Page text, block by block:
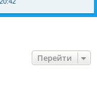
Перейти